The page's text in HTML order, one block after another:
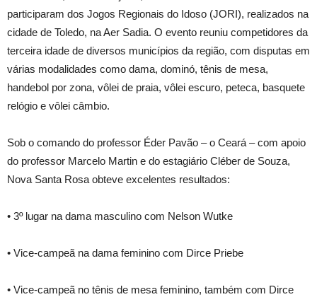
participaram dos Jogos Regionais do Idoso (JORI), realizados na
cidade de Toledo, na Aer Sadia. O evento reuniu competidores da
terceira idade de diversos municípios da região, com disputas em
várias modalidades como dama, dominó, tênis de mesa,
handebol por zona, vôlei de praia, vôlei escuro, peteca, basquete
relógio e vôlei câmbio.
Sob o comando do professor Éder Pavão – o Ceará – com apoio
do professor Marcelo Martin e do estagiário Cléber de Souza,
Nova Santa Rosa obteve excelentes resultados:
• 3º lugar na dama masculino com Nelson Wutke
• Vice-campeã na dama feminino com Dirce Priebe
• Vice-campeã no tênis de mesa feminino, também com Dirce